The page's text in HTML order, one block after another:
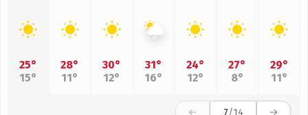
25°
15°
28°
11°
30°
12°
31°
16°
24°
12°
27°
8°
29°
11°
7/14